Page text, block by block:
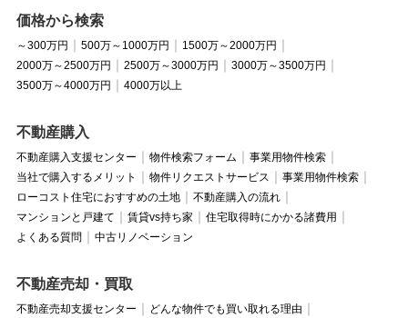
価格から検索
～300万円 500万～1000万円
1500万～2000万円
2000万～2500万円
2500万～3000万円
3000万～3500万円
3500万～4000万円
4000万以上
不動産購入
不動産購入支援センター 物件検索フォーム
事業用物件検索
当社で購入するメリット
物件リクエストサービス
事業用物件検索
ローコスト住宅におすすめの土地
不動産購入の流れ
マンションと戸建て
賃貸vs持ち家
住宅取得時にかかる諸費用
よくある質問
中古リノベーション
不動産売却・買取
不動産売却支援センター
どんな物件でも買い取れる理由